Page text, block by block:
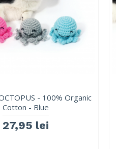
- 100% Organic
Cotton - Blue
27,95 lei